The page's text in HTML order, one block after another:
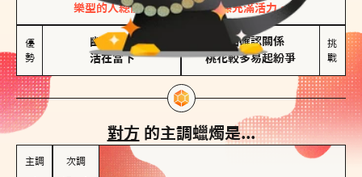
樂型的人總能帶來樂趣，讓關係充滿活力。
優
勢
幽默風趣
活在當下
害怕確認關係
桃花較多易起紛爭
挑
戰
對方 的主調蠟燭是...
主調 次調